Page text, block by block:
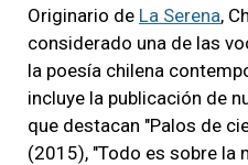
Originario de La Serena,
considerado una de las
la poesía chilena
incluye la publicación de
que destacan "Palos de
(2015), "Todo es sobre la